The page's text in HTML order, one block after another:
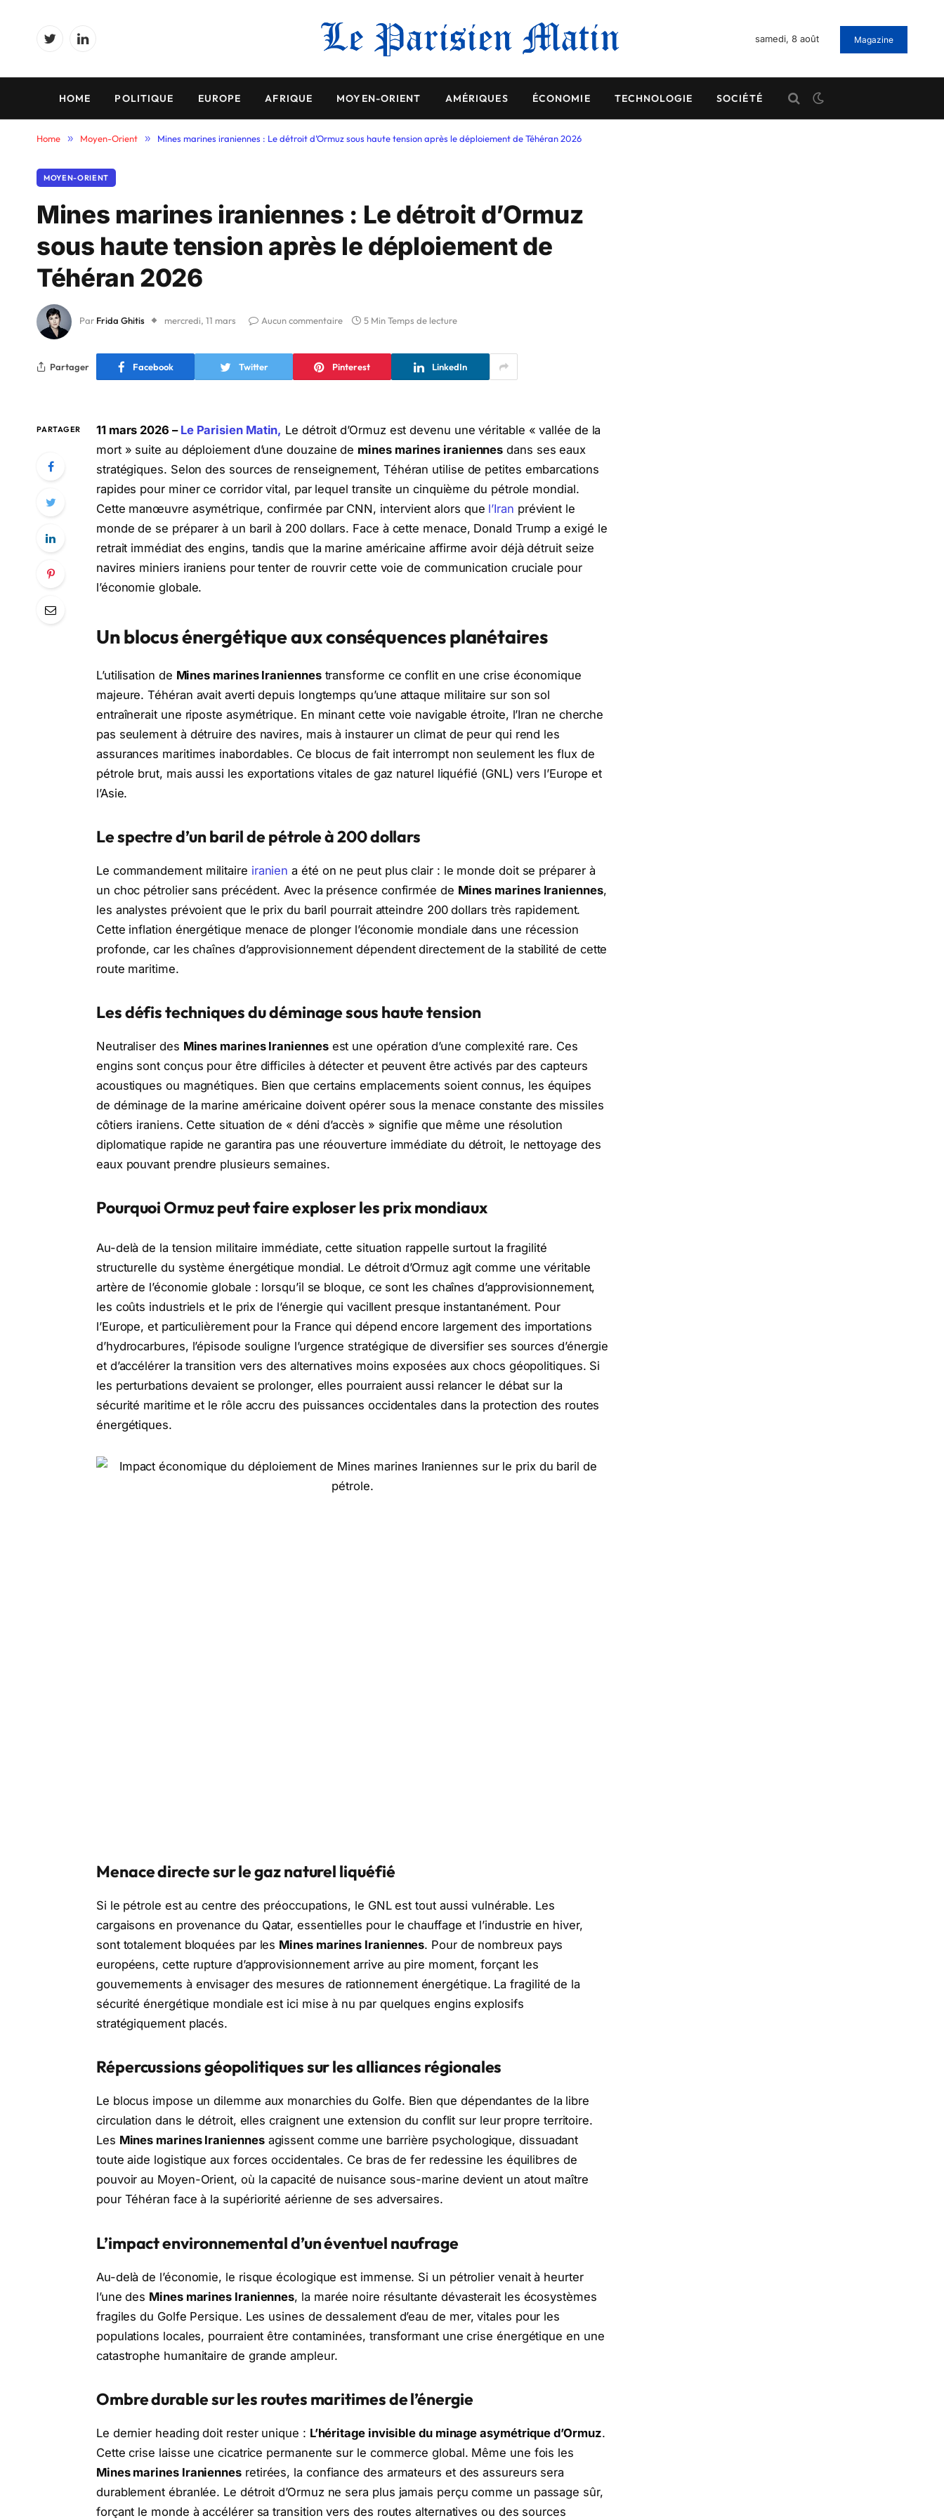
TwitterLinkedIn
samedi, 8 août Magazine
HOME POLITIQUE EUROPE AFRIQUE MOYEN-ORIENT AMÉRIQUES ÉCONOMIE TECHNOLOGIE SOCIÉTÉ
Home » Moyen-Orient » Mines marines iraniennes : Le détroit d’Ormuz sous haute tension après le déploiement de Téhéran 2026
MOYEN-ORIENT
Mines marines iraniennes : Le détroit d’Ormuz
sous haute tension après le déploiement de
Téhéran 2026
Par Frida Ghitis mercredi, 11 mars Aucun commentaire 5 Min Temps de lecture
Partager Facebook Twitter Pinterest LinkedIn
PARTAGER 11 mars 2026 – Le Parisien Matin, Le détroit d’Ormuz est devenu une véritable « vallée de la
mort » suite au déploiement d’une douzaine de mines marines iraniennes dans ses eaux
stratégiques. Selon des sources de renseignement, Téhéran utilise de petites embarcations
rapides pour miner ce corridor vital, par lequel transite un cinquième du pétrole mondial.
Cette manœuvre asymétrique, confirmée par CNN, intervient alors que l’Iran prévient le
monde de se préparer à un baril à 200 dollars. Face à cette menace, Donald Trump a exigé le
retrait immédiat des engins, tandis que la marine américaine affirme avoir déjà détruit seize
navires miniers iraniens pour tenter de rouvrir cette voie de communication cruciale pour
l’économie globale.
Un blocus énergétique aux conséquences planétaires
L’utilisation de Mines marines Iraniennestransforme ce conflit en une crise économique
majeure. Téhéran avait averti depuis longtemps qu’une attaque militaire sur son sol
entraînerait une riposte asymétrique. En minant cette voie navigable étroite, l’Iran ne cherche
pas seulement à détruire des navires, mais à instaurer un climat de peur qui rend les
assurances maritimes inabordables. Ce blocus de fait interrompt non seulement les flux de
pétrole brut, mais aussi les exportations vitales de gaz naturel liquéfié (GNL) vers l’Europe et
l’Asie.
Le spectre d’un baril de pétrole à 200 dollars
Le commandement militaire iranien a été on ne peut plus clair : le monde doit se préparer à
un choc pétrolier sans précédent. Avec la présence confirmée de Mines marines Iraniennes,
les analystes prévoient que le prix du baril pourrait atteindre 200 dollars très rapidement.
Cette inflation énergétique menace de plonger l’économie mondiale dans une récession
profonde, car les chaînes d’approvisionnement dépendent directement de la stabilité de cette
route maritime.
Les défis techniques du déminage sous haute tension
Neutraliser des Mines marines Iraniennesest une opération d’une complexité rare. Ces
engins sont conçus pour être difficiles à détecter et peuvent être activés par des capteurs
acoustiques ou magnétiques. Bien que certains emplacements soient connus, les équipes
de déminage de la marine américaine doivent opérer sous la menace constante des missiles
côtiers iraniens. Cette situation de « déni d’accès » signifie que même une résolution
diplomatique rapide ne garantira pas une réouverture immédiate du détroit, le nettoyage des
eaux pouvant prendre plusieurs semaines.
Pourquoi Ormuz peut faire exploser les prix mondiaux
Au-delà de la tension militaire immédiate, cette situation rappelle surtout la fragilité
structurelle du système énergétique mondial. Le détroit d’Ormuz agit comme une véritable
artère de l’économie globale : lorsqu’il se bloque, ce sont les chaînes d’approvisionnement,
les coûts industriels et le prix de l’énergie qui vacillent presque instantanément. Pour
l’Europe, et particulièrement pour la France qui dépend encore largement des importations
d’hydrocarbures, l’épisode souligne l’urgence stratégique de diversifier ses sources d’énergie
et d’accélérer la transition vers des alternatives moins exposées aux chocs géopolitiques. Si
les perturbations devaient se prolonger, elles pourraient aussi relancer le débat sur la
sécurité maritime et le rôle accru des puissances occidentales dans la protection des routes
énergétiques.
Menace directe sur le gaz naturel liquéfié
Si le pétrole est au centre des préoccupations, le GNL est tout aussi vulnérable. Les
cargaisons en provenance du Qatar, essentielles pour le chauffage et l’industrie en hiver,
sont totalement bloquées par les Mines marines Iraniennes. Pour de nombreux pays
européens, cette rupture d’approvisionnement arrive au pire moment, forçant les
gouvernements à envisager des mesures de rationnement énergétique. La fragilité de la
sécurité énergétique mondiale est ici mise à nu par quelques engins explosifs
stratégiquement placés.
Répercussions géopolitiques sur les alliances régionales
Le blocus impose un dilemme aux monarchies du Golfe. Bien que dépendantes de la libre
circulation dans le détroit, elles craignent une extension du conflit sur leur propre territoire.
Les Mines marines Iraniennesagissent comme une barrière psychologique, dissuadant
toute aide logistique aux forces occidentales. Ce bras de fer redessine les équilibres de
pouvoir au Moyen-Orient, où la capacité de nuisance sous-marine devient un atout maître
pour Téhéran face à la supériorité aérienne de ses adversaires.
L’impact environnemental d’un éventuel naufrage
Au-delà de l’économie, le risque écologique est immense. Si un pétrolier venait à heurter
l’une des Mines marines Iraniennes, la marée noire résultante dévasterait les écosystèmes
fragiles du Golfe Persique. Les usines de dessalement d’eau de mer, vitales pour les
populations locales, pourraient être contaminées, transformant une crise énergétique en une
catastrophe humanitaire de grande ampleur.
Ombre durable sur les routes maritimes de l’énergie
Le dernier heading doit rester unique : L’héritage invisible du minage asymétrique d’Ormuz.
Cette crise laisse une cicatrice permanente sur le commerce global. Même une fois les
Mines marines Iraniennes retirées, la confiance des armateurs et des assureurs sera
durablement ébranlée. Le détroit d’Ormuz ne sera plus jamais perçu comme un passage sûr,
forçant le monde à accélérer sa transition vers des routes alternatives ou des sources